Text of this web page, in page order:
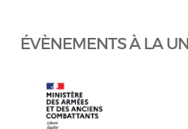
ÉVÈNEMENTS À LA